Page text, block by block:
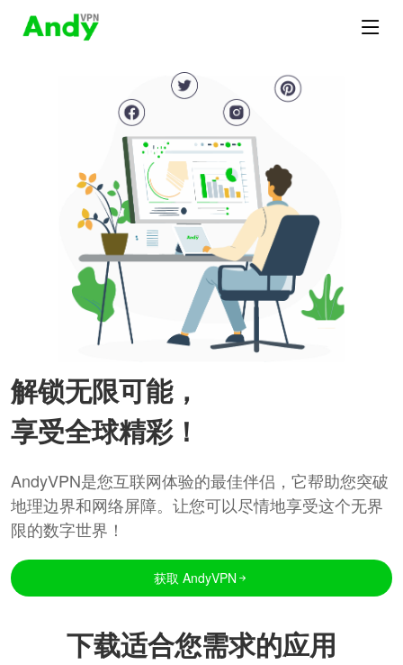
解锁无限可能，
享受全球精彩！
AndyVPN是您互联网体验的最佳伴侣，它帮助您突破
地理边界和网络屏障。让您可以尽情地享受这个无界
限的数字世界！
获取 AndyVPN
下载适合您需求的应用